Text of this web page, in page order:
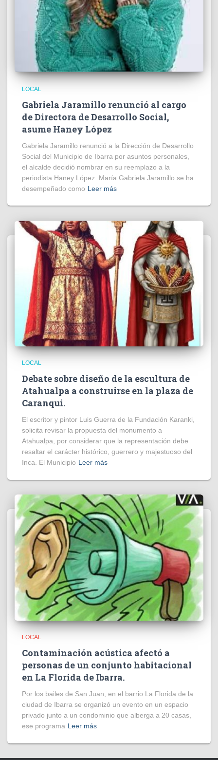
LOCAL
Gabriela Jaramillo renunció al cargo
de Directora de Desarrollo Social,
asume Haney López
Gabriela Jaramillo renunció a la Dirección de Desarrollo
Social del Municipio de Ibarra por asuntos personales,
el alcalde decidió nombrar en su reemplazo a la
periodista Haney López. María Gabriela Jaramillo se ha
desempeñado como Leer más
LOCAL
Debate sobre diseño de la escultura de
Atahualpa a construirse en la plaza de
Caranqui.
El escritor y pintor Luis Guerra de la Fundación Karanki,
solicita revisar la propuesta del monumento a
Atahualpa, por considerar que la representación debe
resaltar el carácter histórico, guerrero y majestuoso del
Inca. El Municipio Leer más
LOCAL
Contaminación acústica afectó a
personas de un conjunto habitacional
en La Florida de Ibarra.
Por los bailes de San Juan, en el barrio La Florida de la
ciudad de Ibarra se organizó un evento en un espacio
privado junto a un condominio que alberga a 20 casas,
ese programa Leer más